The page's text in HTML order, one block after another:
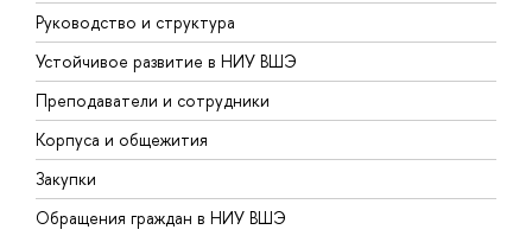
Руководство и структура
Устойчивое развитие в НИУ ВШЭ
Преподаватели и сотрудники
Корпуса и общежития
Закупки
Обращения граждан в НИУ ВШЭ